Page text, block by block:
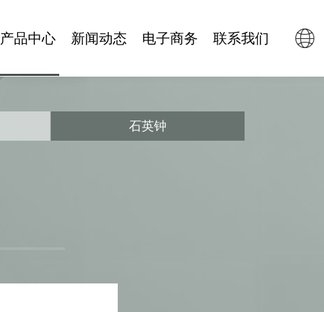
产品中心
机械机芯
新闻动态
行业动态
电子商务
京东商城
抖音商城
联系我们
石英钟